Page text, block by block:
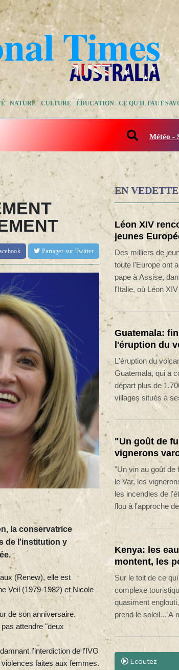
NATURE CULTURE ÉDUCATION CE QU'IL FAUT
Météo -
Partager sur Twitter
la conservatrice
de l'institution y
(Renew), elle est
Veil (1979-1982) et Nicole
de son anniversaire.
attendre "deux
l'interdiction de l'IVG
faites aux femmes.
EN VEDETTE
Léon XIV
jeunes
Assise
Des milliers de
toute l'Europe ont
pape à Assise,
l'Italie, où Léon
commémorations
anniversaire de la
François.
Guatemala:
l'éruption du
Fuego, les
rentrent chez
L'éruption du
Guatemala, qui a
départ plus de
villages situés à
fin mercredi et le
des évacués a
"Un goût de
vignerons
l'incertitude
millésime 2026
"Un vin au goût de
le Var, les
les incendies de
flou à l'approche
prévues mi-août,
pas pouvoir
millésime 2026.
Kenya: les
montent, les
la merci des
Sur le toit de ce
complexe
quasiment
prend le soleil... A
eaux du lac
montent et
sauriens et
rapprochent
Ecoutez